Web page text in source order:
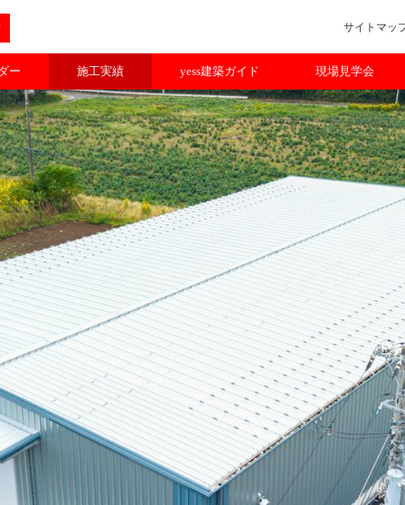
サイトマッ
ー 施工実績 yess建築ガイド 現場見学会